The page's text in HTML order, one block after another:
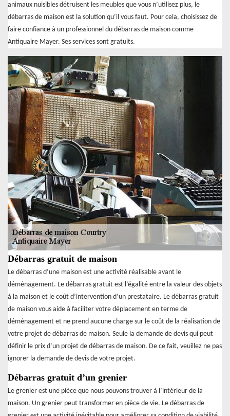
animaux nuisibles détruisent les meubles que vous n’utilisez plus, le
débarras de maison est la solution qu’il vous faut. Pour cela, choisissez de
faire confiance à un professionnel du débarras de maison comme
Antiquaire Mayer. Ses services sont gratuits.
Débarras gratuit de maison
Le débarras d’une maison est une activité réalisable avant le
déménagement. Le débarras gratuit est l’égalité entre la valeur des objets
à la maison et le coût d’intervention d’un prestataire. Le débarras gratuit
de maison vous aide à faciliter votre déplacement en terme de
déménagement et ne prend aucune charge sur le coût de la réalisation de
votre projet de débarras de maison. Seule la demande de devis qui peut
définir le prix d’un projet de débarras de maison. De ce fait, veuillez ne pas
ignorer la demande de devis de votre projet.
Débarras gratuit d’un grenier
Le grenier est une pièce que nous pouvons trouver à l’intérieur de la
maison. Un grenier peut transformer en pièce de vie. Le débarras de